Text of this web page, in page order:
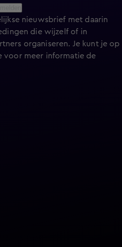
nieuwsbrief met daarin
die wijzelf of in
organiseren. Je kunt je op
voor meer informatie de